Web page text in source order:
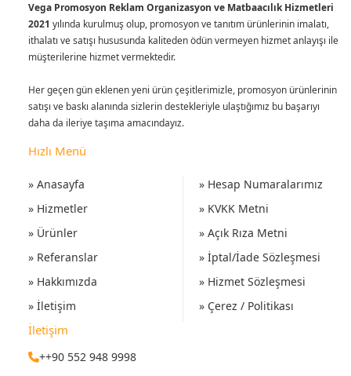
Vega Promosyon Reklam Organizasyon ve Matbaacılık Hizmetleri
2021 yılında kurulmuş olup, promosyon ve tanıtım ürünlerinin imalatı,
ithalatı ve satışı hususunda kaliteden ödün vermeyen hizmet anlayışı ile
müşterilerine hizmet vermektedir.
Her geçen gün eklenen yeni ürün çeşitlerimizle, promosyon ürünlerinin
satışı ve baskı alanında sizlerin destekleriyle ulaştığımız bu başarıyı
daha da ileriye taşıma amacındayız.
Hızlı Menü
» Anasayfa
» Hizmetler
» Ürünler
» Referanslar
» Hakkımızda
» İletişim
» Hesap Numaralarımız
» KVKK Metni
» Açık Rıza Metni
» İptal/İade Sözleşmesi
» Hizmet Sözleşmesi
» Çerez / Politikası
İletişim
++90 552 948 9998